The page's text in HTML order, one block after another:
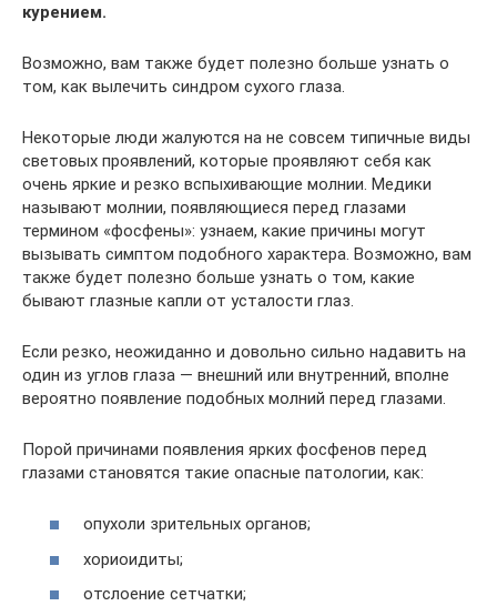
курением.
Возможно, вам также будет полезно больше узнать о
том, как вылечить синдром сухого глаза.
Некоторые люди жалуются на не совсем типичные виды
световых проявлений, которые проявляют себя как
очень яркие и резко вспыхивающие молнии. Медики
называют молнии, появляющиеся перед глазами
термином «фосфены»: узнаем, какие причины могут
вызывать симптом подобного характера. Возможно, вам
также будет полезно больше узнать о том, какие
бывают глазные капли от усталости глаз.
Если резко, неожиданно и довольно сильно надавить на
один из углов глаза — внешний или внутренний, вполне
вероятно появление подобных молний перед глазами.
Порой причинами появления ярких фосфенов перед
глазами становятся такие опасные патологии, как:
опухоли зрительных органов;
хориоидиты;
отслоение сетчатки;